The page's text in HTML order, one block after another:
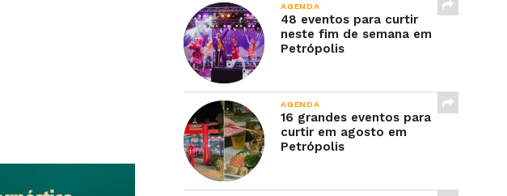
AGENDA
48 eventos para curtir
neste fim de semana em
Petrópolis
AGENDA
16 grandes eventos para
curtir em agosto em
Petrópolis